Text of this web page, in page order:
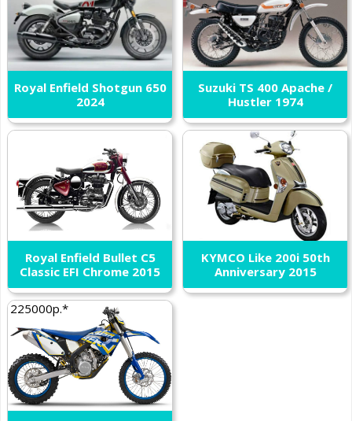
Royal Enfield Shotgun 650
2024
Suzuki TS 400 Apache /
Hustler 1974
Royal Enfield Bullet C5
Classic EFI Chrome 2015
KYMCO Like 200i 50th
Anniversary 2015
225000р.*